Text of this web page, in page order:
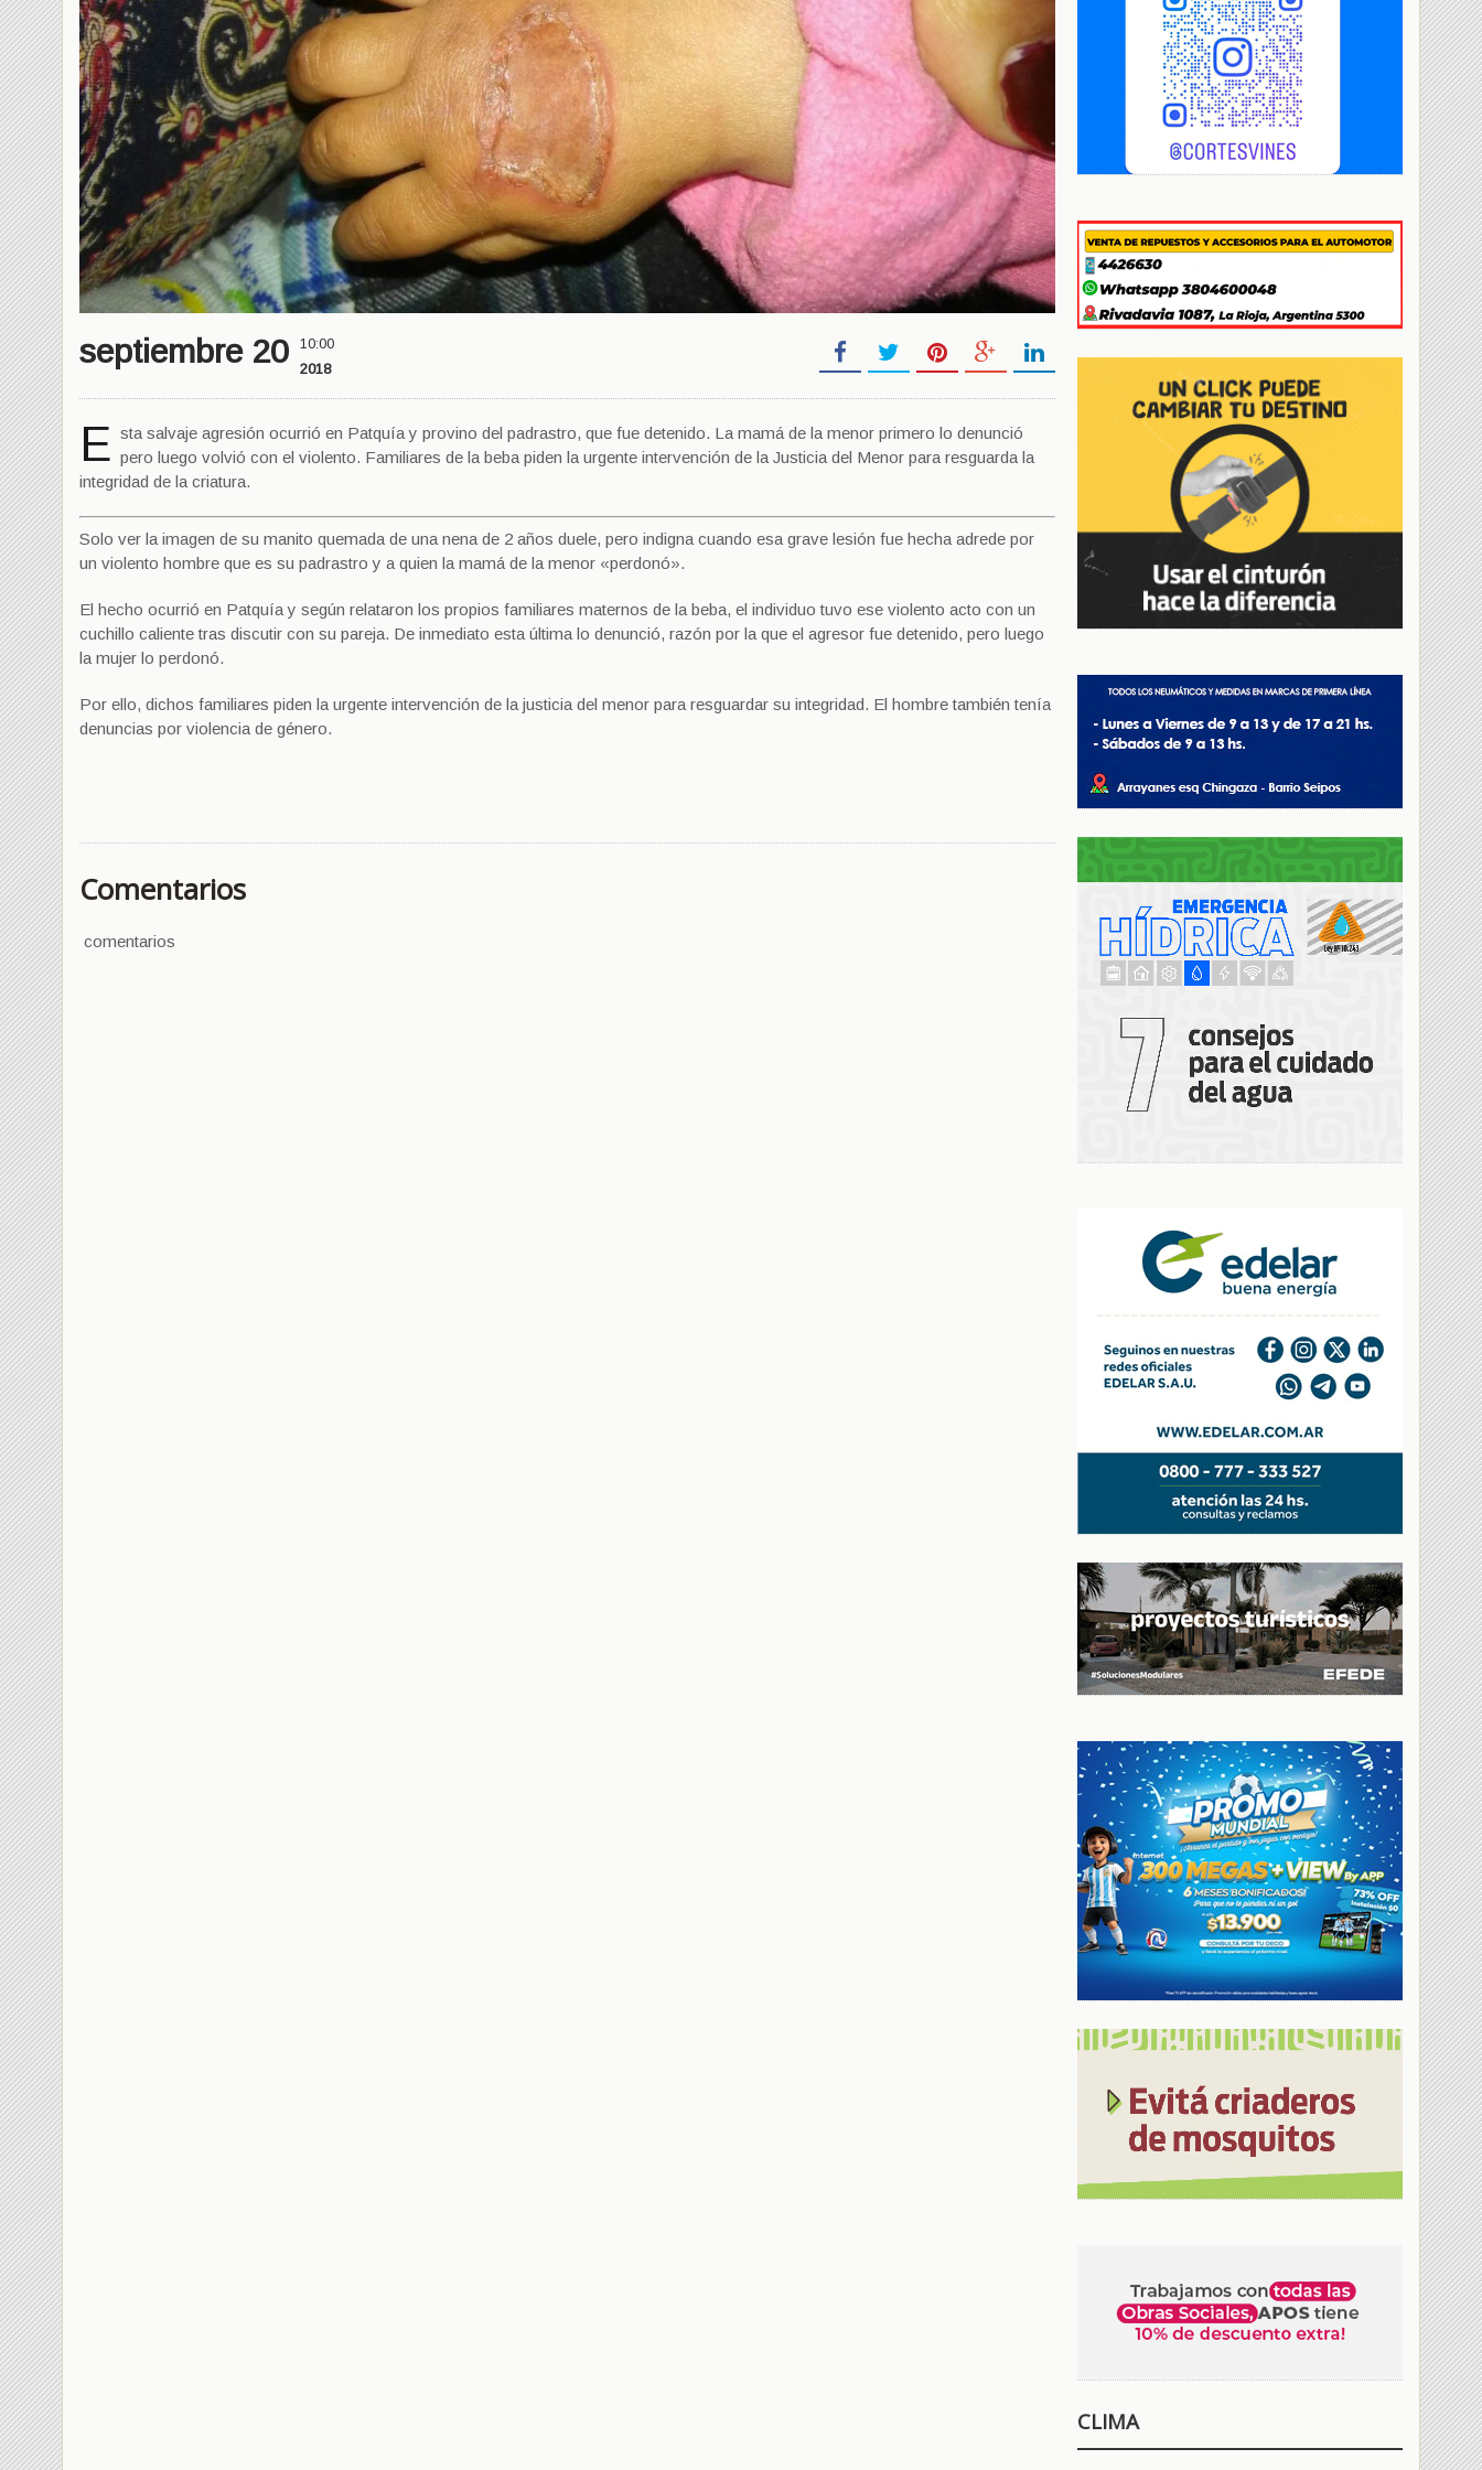
septiembre 20 10:00
2018
E sta salvaje agresión ocurrió en Patquía y provino del padrastro, que fue detenido. La mamá de la menor primero lo denunció
pero luego volvió con el violento. Familiares de la beba piden la urgente intervención de la Justicia del Menor para resguarda la
integridad de la criatura.
Solo ver la imagen de su manito quemada de una nena de 2 años duele, pero indigna cuando esa grave lesión fue hecha adrede por
un violento hombre que es su padrastro y a quien la mamá de la menor «perdonó».
El hecho ocurrió en Patquía y según relataron los propios familiares maternos de la beba, el individuo tuvo ese violento acto con un
cuchillo caliente tras discutir con su pareja. De inmediato esta última lo denunció, razón por la que el agresor fue detenido, pero luego
la mujer lo perdonó.
Por ello, dichos familiares piden la urgente intervención de la justicia del menor para resguardar su integridad. El hombre también tenía
denuncias por violencia de género.
Comentarios
comentarios
CLIMA